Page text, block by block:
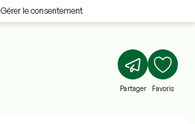
Gérer le consentement
Partager Favoris